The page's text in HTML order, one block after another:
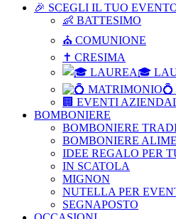
🎉 SCEGLI IL TUO
👶 BATTESIMO
⛪ COMUNIONE
✝ CRESIMA
🎓
🏢 EVENTI
BOMBONIERE
BOMBONIERE
BOMBONIERE
IDEE REGALO PER
IN SCATOLA
MIGNON
NUTELLA PER
SEGNAPOSTO